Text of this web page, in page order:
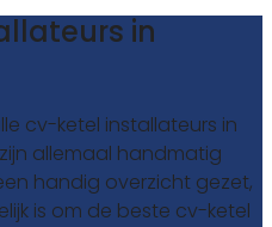
in
cv-ketel installateurs in
allemaal handmatig
handig overzicht gezet,
is om de beste cv-ketel